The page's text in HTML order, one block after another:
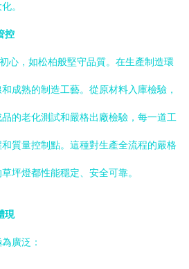
。
控
心，如松柏般堅守品質。在生產制造環
成熟的制造工藝。從原材料入庫檢驗，
的老化測試和嚴格出廠檢驗，每一道工
質量控制點。這種對生產全流程的嚴格
坪燈都性能穩定、安全可靠。
現
廣泛：